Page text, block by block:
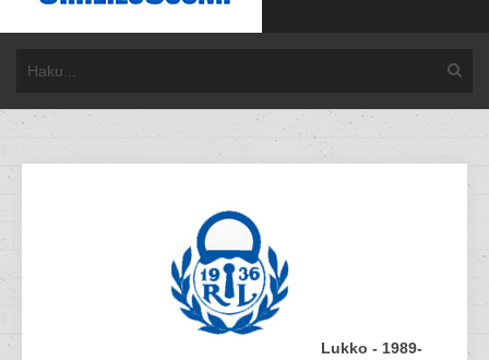
Lukko - 1989-